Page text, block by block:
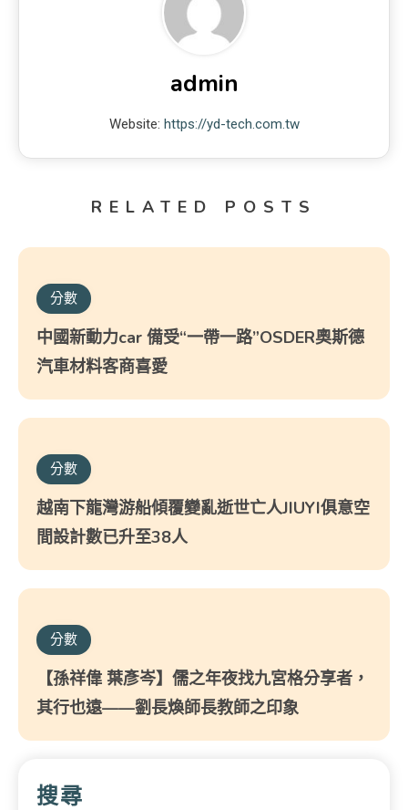
admin
Website: https://yd-tech.com.tw
RELATED POSTS
分數
中國新動力car 備受“一帶一路”OSDER奧斯德
汽車材料客商喜愛
分數
越南下龍灣游船傾覆變亂逝世亡人JIUYI俱意空
間設計數已升至38人
分數
【孫祥偉 葉彥岑】儒之年夜找九宮格分享者，
其行也遠——劉長煥師長教師之印象
搜尋